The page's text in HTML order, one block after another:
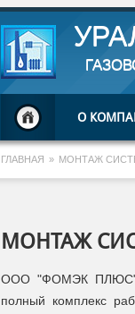
О
ГЛАВНАЯ » МОНТАЖ
МОНТАЖ
ООО "ФОМЭК ПЛЮС"
полный комплекс